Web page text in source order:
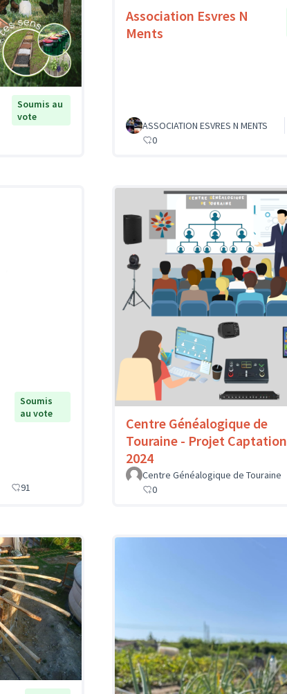
Soumis au
vote
Association Esvres N
Ments
ASSOCIATION ESVRES N MENTS
0
Soumis
au vote
91
Centre Généalogique de
Touraine - Projet Captation
2024
Centre Généalogique de Touraine
0